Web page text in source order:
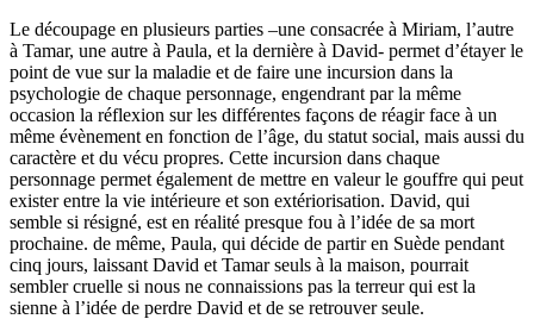
Le découpage en plusieurs parties –une consacrée à Miriam, l’autre
à Tamar, une autre à Paula, et la dernière à David- permet d’étayer le
point de vue sur la maladie et de faire une incursion dans la
psychologie de chaque personnage, engendrant par la même
occasion la réflexion sur les différentes façons de réagir face à un
même évènement en fonction de l’âge, du statut social, mais aussi du
caractère et du vécu propres. Cette incursion dans chaque
personnage permet également de mettre en valeur le gouffre qui peut
exister entre la vie intérieure et son extériorisation. David, qui
semble si résigné, est en réalité presque fou à l’idée de sa mort
prochaine. de même, Paula, qui décide de partir en Suède pendant
cinq jours, laissant David et Tamar seuls à la maison, pourrait
sembler cruelle si nous ne connaissions pas la terreur qui est la
sienne à l’idée de perdre David et de se retrouver seule.